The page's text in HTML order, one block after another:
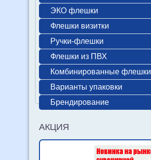
ЭКО флешки
Флешки визитки
Ручки-флешки
Флешки из ПВХ
Комбинированные флешки
Варианты упаковки
Брендирование
АКЦИЯ